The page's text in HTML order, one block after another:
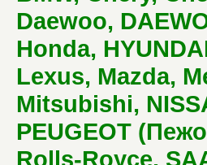
Daewoo,
Honda,
Lexus, Mazda,
Mitsubishi,
PEUGEOT
Rolls-Royce,